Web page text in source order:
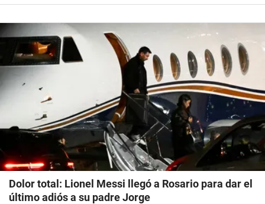
Dolor total: Lionel Messi llegó a Rosario para dar el
último adiós a su padre Jorge